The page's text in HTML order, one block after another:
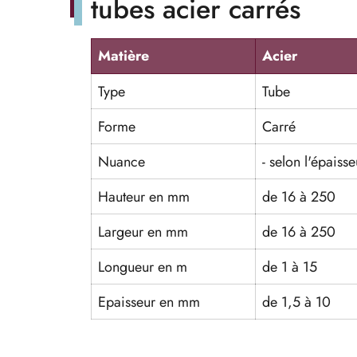
tubes acier carrés
Matière Acier
Type
Tube
Forme
Carré
Nuance
- selon
Hauteur en mm
de 16 à 250
Largeur en mm
de 16 à 250
Longueur en m
de 1 à 15
Epaisseur en mm
de 1,5 à 10